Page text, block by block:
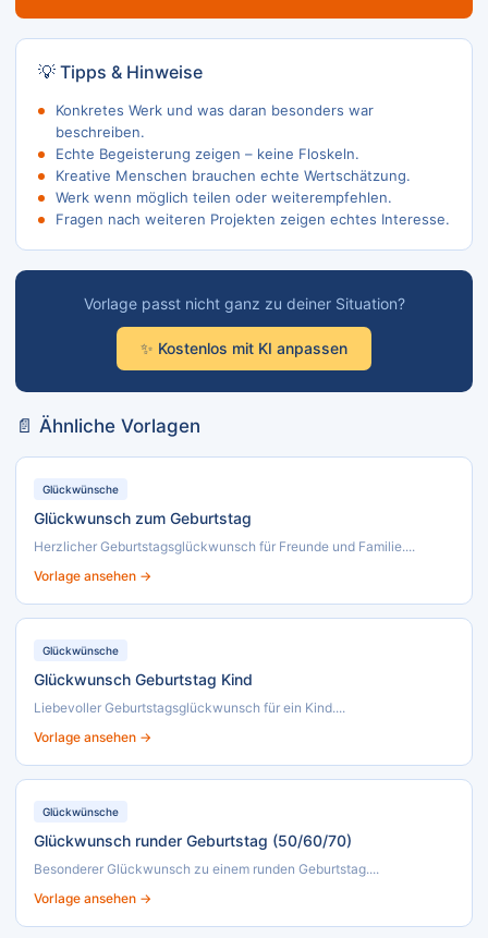
💡 Tipps & Hinweise
Konkretes Werk und was daran besonders war
beschreiben.
Echte Begeisterung zeigen – keine Floskeln.
Kreative Menschen brauchen echte Wertschätzung.
Werk wenn möglich teilen oder weiterempfehlen.
Fragen nach weiteren Projekten zeigen echtes Interesse.
Vorlage passt nicht ganz zu deiner Situation?
✨ Kostenlos mit KI anpassen
📄 Ähnliche Vorlagen
Glückwünsche
Glückwunsch zum Geburtstag
Herzlicher Geburtstagsglückwunsch für Freunde und Familie....
Vorlage ansehen →
Glückwünsche
Glückwunsch Geburtstag Kind
Liebevoller Geburtstagsglückwunsch für ein Kind....
Vorlage ansehen →
Glückwünsche
Glückwunsch runder Geburtstag (50/60/70)
Besonderer Glückwunsch zu einem runden Geburtstag....
Vorlage ansehen →